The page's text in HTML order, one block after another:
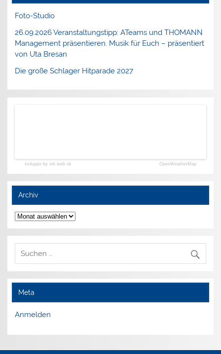
Foto-Studio
26.09.2026 Veranstaltungstipp: ATeams und THOMANN
Management präsentieren. Musik für Euch – präsentiert
von Uta Bresan
Die große Schlager Hitparade 2027
sviluppo by siti web ok OpenWeatherMap
Archiv
Archiv
Meta
Anmelden